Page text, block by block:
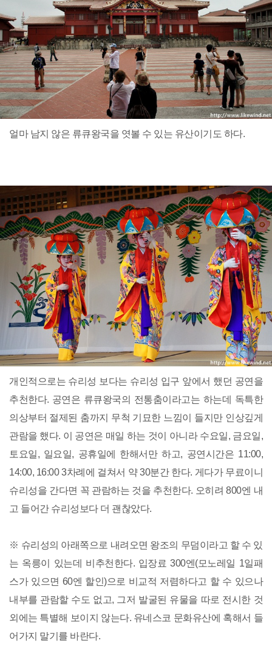
얼마 남지 않은 류큐왕국을 엿볼 수 있는 유산이기도 하다.
개인적으로는 슈리성 보다는 슈리성 입구 앞에서 했던 공연을
추천한다. 공연은 류큐왕국의 전통춤이라고는 하는데 독특한
의상부터 절제된 춤까지 무척 기묘한 느낌이 들지만 인상깊게
관람을 했다. 이 공연은 매일 하는 것이 아니라 수요일, 금요일,
토요일, 일요일, 공휴일에 한해서만 하고, 공연시간은 11:00,
14:00, 16:00 3차례에 걸쳐서 약 30분간 한다. 게다가 무료이니
슈리성을 간다면 꼭 관람하는 것을 추천한다. 오히려 800엔 내
고 들어간 슈리성보다 더 괜찮았다.
※ 슈리성의 아래쪽으로 내려오면 왕조의 무덤이라고 할 수 있
는 옥릉이 있는데 비추천한다. 입장료 300엔(모노레일 1일패
스가 있으면 60엔 할인)으로 비교적 저렴하다고 할 수 있으나
내부를 관람할 수도 없고, 그저 발굴된 유물을 따로 전시한 것
외에는 특별해 보이지 않는다. 유네스코 문화유산에 혹해서 들
어가지 말기를 바란다.